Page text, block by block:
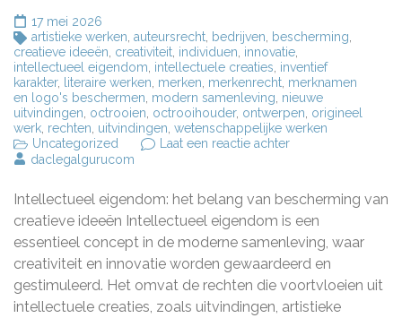
17 mei 2026
artistieke werken auteursrecht bedrijven bescherming
creatieve ideeën creativiteit individuen innovatie
intellectueel eigendom intellectuele creaties inventief
karakter, literaire werken merken merkenrecht merknamen
en logo's beschermen modern samenleving nieuwe
uitvindingen octrooien octrooihouder, ontwerpen origineel
werk rechten uitvindingen wetenschappelijke werken
Uncategorized
Laat een reactie achterop
Bescherming
van
Intellectueel
Eigendom
in
de
Moderne
Samenleving
daclegalgurucom
Intellectueel eigendom: het belang van bescherming van
creatieve ideeën Intellectueel eigendom is een
essentieel concept in de moderne samenleving, waar
creativiteit en innovatie worden gewaardeerd en
gestimuleerd. Het omvat de rechten die voortvloeien uit
intellectuele creaties, zoals uitvindingen, artistieke